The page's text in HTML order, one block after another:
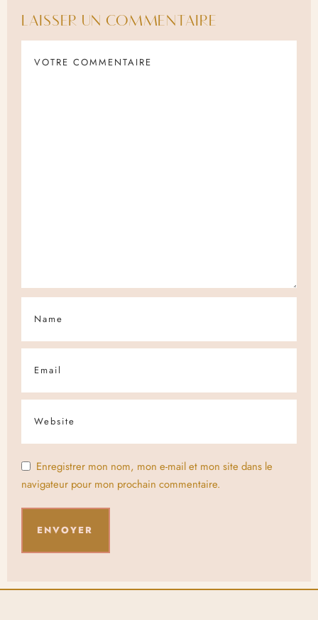
LAISSER UN COMMENTAIRE
Enregistrer mon nom, mon e-mail et mon site dans le
navigateur pour mon prochain commentaire.